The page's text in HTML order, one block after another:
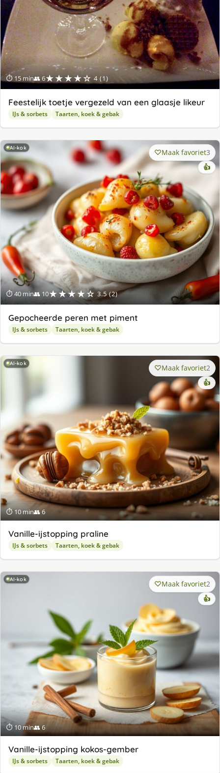
⏱ 15 min👥 6★★★★☆ 4 (1)
Feestelijk toetje vergezeld van een glaasje likeur
IJs & sorbets Taarten, koek & gebak
AI-kok
⏱ 40 min👥 10★★★★☆ 3.5 (2)
Maak favoriet3
👍
Gepocheerde peren met piment
IJs & sorbets Taarten, koek & gebak
AI-kok
⏱ 10 min👥 6
Maak favoriet2
👍
Va­nil­le-ijstop­ping pra­li­ne
IJs & sorbets Taarten, koek & gebak
AI-kok
⏱ 10 min👥 6
Maak favoriet2
👍
Va­nil­le-ijstop­ping ko­kos-gem­ber
IJs & sorbets Taarten, koek & gebak